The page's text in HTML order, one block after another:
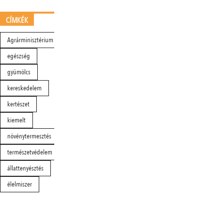
CÍMKÉK
Agrárminisztérium
egészség
gyümölcs
kereskedelem
kertészet
kiemelt
növénytermesztés
természetvédelem
állattenyésztés
élelmiszer